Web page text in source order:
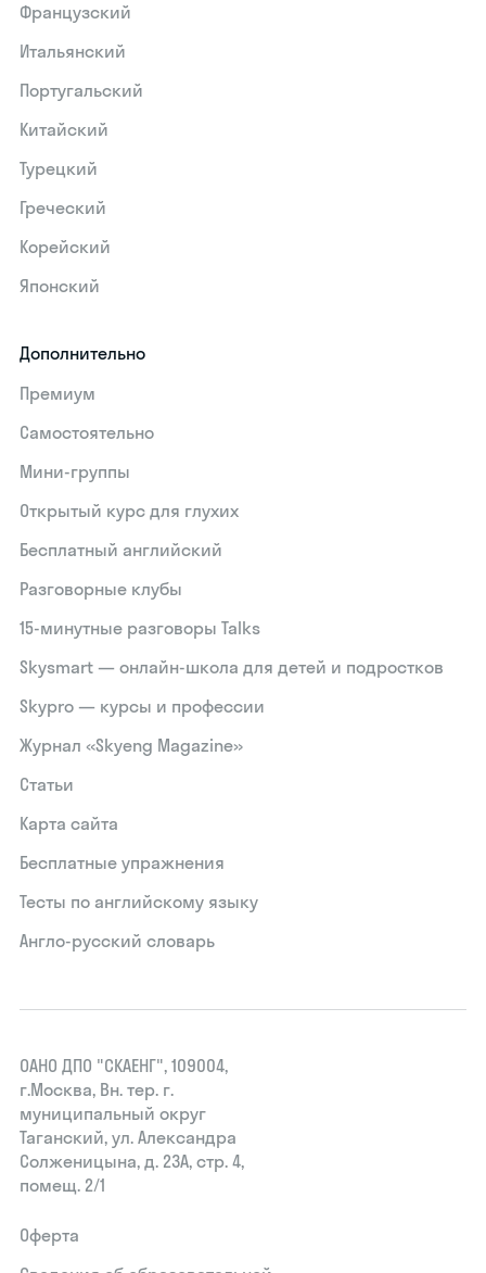
Французский
Итальянский
Португальский
Китайский
Турецкий
Греческий
Корейский
Японский
Дополнительно
Премиум
Самостоятельно
Мини-группы
Открытый курс для глухих
Бесплатный английский
Разговорные клубы
15‑минутные разговоры Talks
Skysmart — онлайн-школа для детей и подростков
Skypro — курсы и профессии
Журнал «Skyeng Magazine»
Статьи
Карта сайта
Бесплатные упражнения
Тесты по английскому языку
Англо-русский словарь
ОАНО ДПО "СКАЕНГ", 109004,
г.Москва, Вн. тер. г.
муниципальный округ
Таганский, ул. Александра
Солженицына, д. 23А, стр. 4,
помещ. 2/1
Оферта